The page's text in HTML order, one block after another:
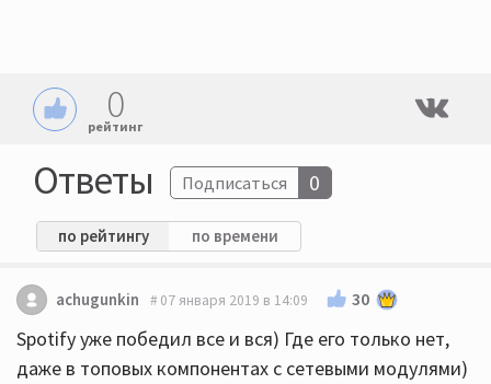
0
рейтинг
Ответы Подписаться 0
по рейтингу по времени
achugunkin 07 января 2019 в 14:09 30
Spotify уже победил все и вся) Где его только нет,
даже в топовых компонентах с сетевыми модулями)